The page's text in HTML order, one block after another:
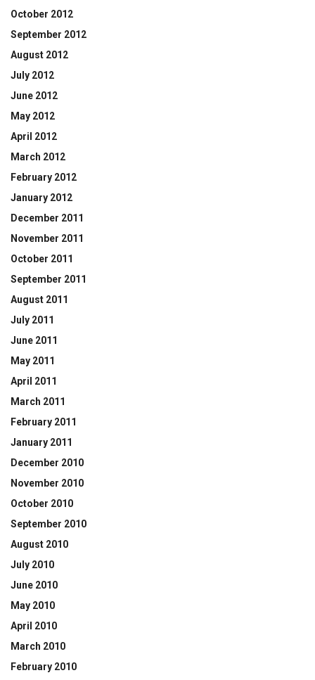
October 2012
September 2012
August 2012
July 2012
June 2012
May 2012
April 2012
March 2012
February 2012
January 2012
December 2011
November 2011
October 2011
September 2011
August 2011
July 2011
June 2011
May 2011
April 2011
March 2011
February 2011
January 2011
December 2010
November 2010
October 2010
September 2010
August 2010
July 2010
June 2010
May 2010
April 2010
March 2010
February 2010